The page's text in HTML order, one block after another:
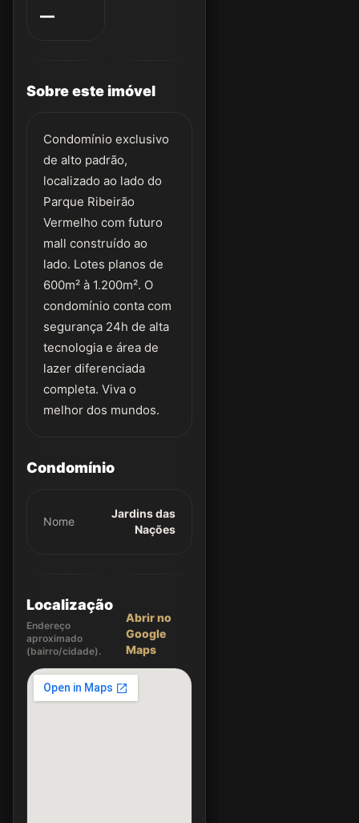
—
Sobre este imóvel
Condomínio exclusivo
de alto padrão,
localizado ao lado do
Parque Ribeirão
Vermelho com futuro
mall construído ao
lado. Lotes planos de
600m² à 1.200m². O
condomínio conta com
segurança 24h de alta
tecnologia e área de
lazer diferenciada
completa. Viva o
melhor dos mundos.
Condomínio
Nome
Jardins das
Nações
Localização
Endereço
aproximado
(bairro/cidade).
Abrir no
Google
Maps